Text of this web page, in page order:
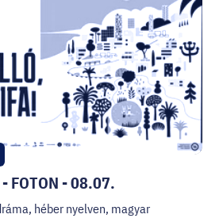
FOTON - 08.07.
héber nyelven, magyar